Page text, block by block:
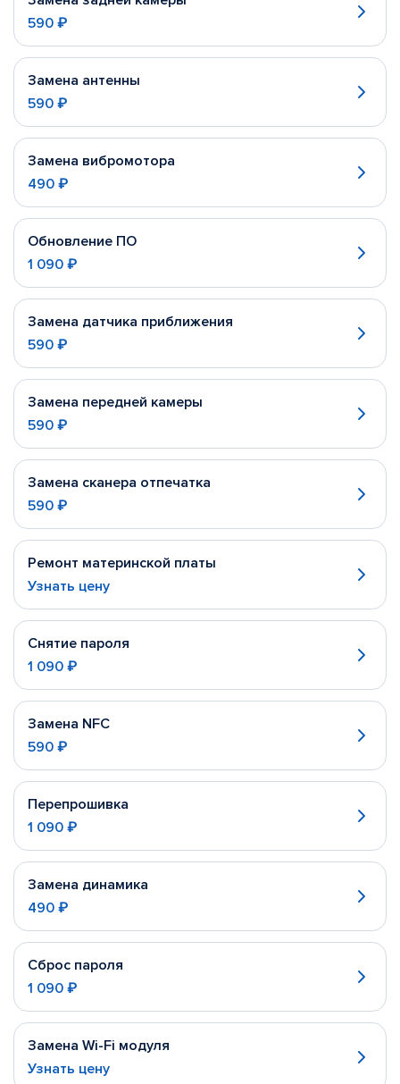
590 ₽
Замена антенны
590 ₽
Замена вибромотора
490 ₽
Обновление ПО
1 090 ₽
Замена датчика приближения
590 ₽
Замена передней камеры
590 ₽
Замена сканера отпечатка
590 ₽
Ремонт материнской платы
Узнать цену
Снятие пароля
1 090 ₽
Замена NFC
590 ₽
Перепрошивка
1 090 ₽
Замена динамика
490 ₽
Сброс пароля
1 090 ₽
Замена Wi-Fi модуля
Узнать цену